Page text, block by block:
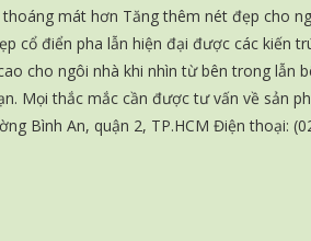
mát hơn Tăng thêm nét đẹp cho
cổ điển pha lẫn hiện đại được các kiến
cho ngôi nhà khi nhìn từ bên trong lẫn
Mọi thắc mắc cần được tư vấn về sản
Bình An, quận 2, TP.HCM Điện thoại: